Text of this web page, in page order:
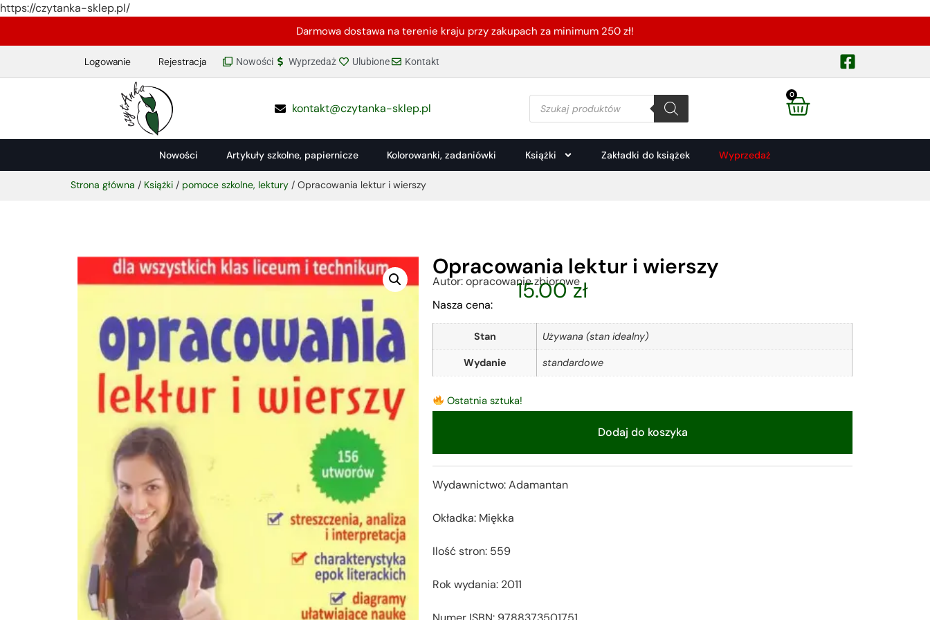
https://czytanka-sklep.pl/
Darmowa dostawa na terenie kraju przy zakupach za minimum 250 zł!
Logowanie Rejestracja Nowości Wyprzedaż Ulubione Kontakt
kontakt@czytanka-sklep.pl
0
Nowości Artykuły szkolne, papiernicze Kolorowanki, zadaniówki Książki Zakładki do książek Wyprzedaż
Strona główna / Książki / pomoce szkolne, lektury / Opracowania lektur i wierszy
Opracowania lektur i wierszy
Autor: opracowanie zbiorowe
Nasza cena:
15.00zł
Stan Używana (stan idealny)
Wydanie standardowe
Ostatnia sztuka!
Dodaj do koszyka
Wydawnictwo: Adamantan
Okładka: Miękka
Ilość stron: 559
Rok wydania: 2011